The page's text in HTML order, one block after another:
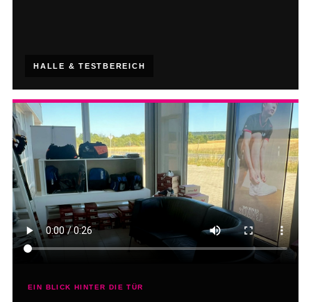
HALLE & TESTBEREICH
EIN BLICK HINTER DIE TÜR